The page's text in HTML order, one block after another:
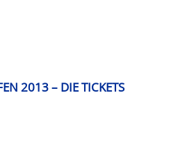
2013 – DIE TICKETS